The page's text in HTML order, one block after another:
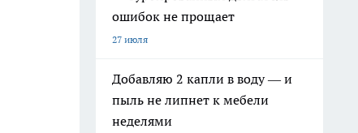
ошибок не прощает
27 июля
Добавляю 2 капли в воду — и
пыль не липнет к мебели
неделями